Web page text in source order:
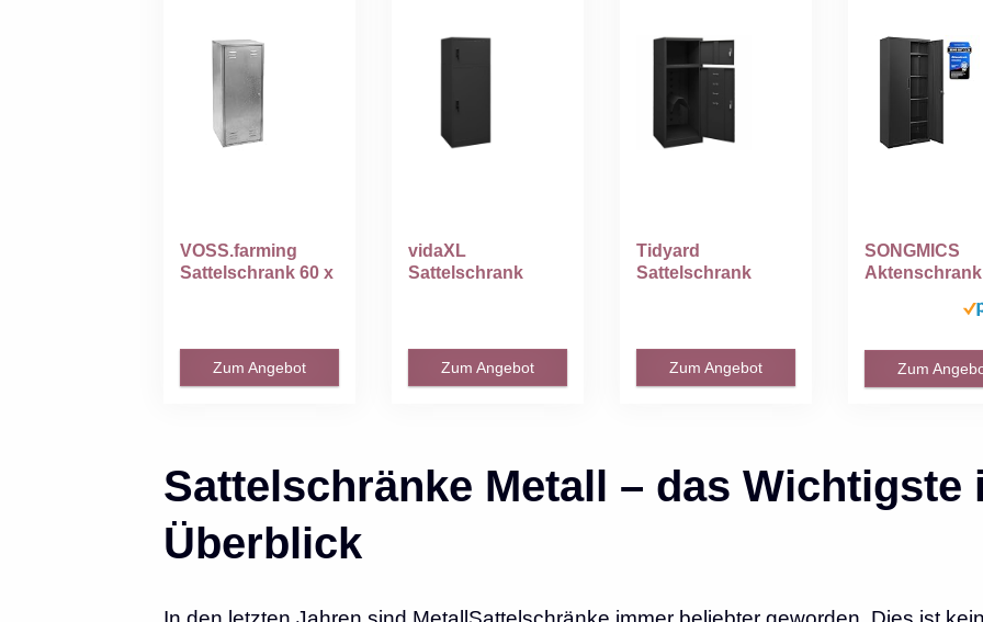
VOSS.farming
Sattelschrank 60 x
Zum Angebot
vidaXL
Sattelschrank
Zum Angebot
Tidyard
Sattelschrank
Zum Angebot
SONGMICS
Zum
Sattelschränke Metall – das Wichtigste
Überblick